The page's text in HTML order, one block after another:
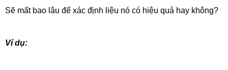
Sẽ mất bao lâu để xác định liệu nó có hiệu quả hay không?
Ví dụ: